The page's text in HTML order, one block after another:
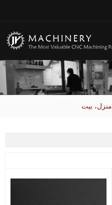
منزل، بيت